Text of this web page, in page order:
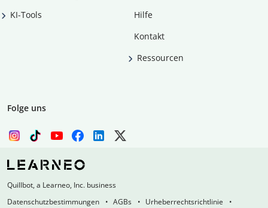
KI-Tools
Hilfe
Kontakt
Ressourcen
Folge uns
Quillbot, a Learneo, Inc. business
Datenschutzbestimmungen
AGBs Urheberrechtsrichtlinie